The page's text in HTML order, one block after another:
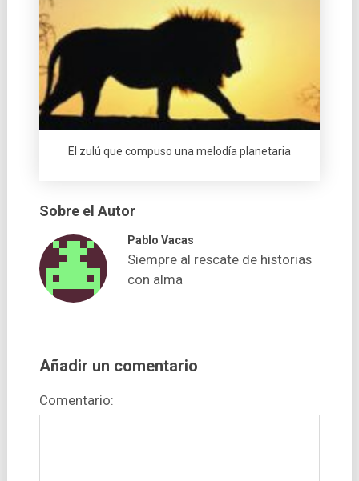
El zulú que compuso una melodía planetaria
Sobre el Autor
Pablo Vacas
Siempre al rescate de historias
con alma
Añadir un comentario
Comentario: